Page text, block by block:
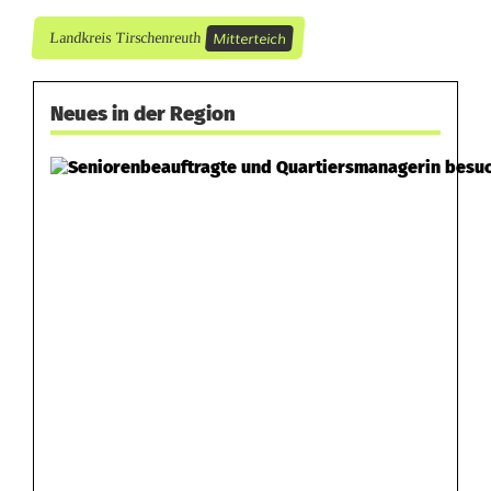
Landkreis Tirschenreuth Mitterteich
Neues in der Region